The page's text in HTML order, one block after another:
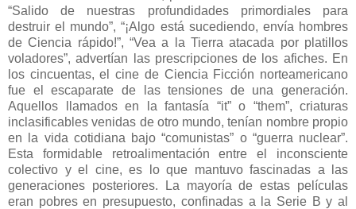
“Salido de nuestras profundidades primordiales para
destruir el mundo”, “¡Algo está sucediendo, envía hombres
de Ciencia rápido!”, “Vea a la Tierra atacada por platillos
voladores”, advertían las prescripciones de los afiches. En
los cincuentas, el cine de Ciencia Ficción norteamericano
fue el escaparate de las tensiones de una generación.
Aquellos llamados en la fantasía “it” o “them”, criaturas
inclasificables venidas de otro mundo, tenían nombre propio
en la vida cotidiana bajo “comunistas” o “guerra nuclear”.
Esta formidable retroalimentación entre el inconsciente
colectivo y el cine, es lo que mantuvo fascinadas a las
generaciones posteriores. La mayoría de estas películas
eran pobres en presupuesto, confinadas a la Serie B y al